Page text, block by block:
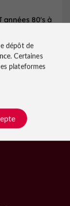
années 80's à
dépôt de
. Certaines
plateformes